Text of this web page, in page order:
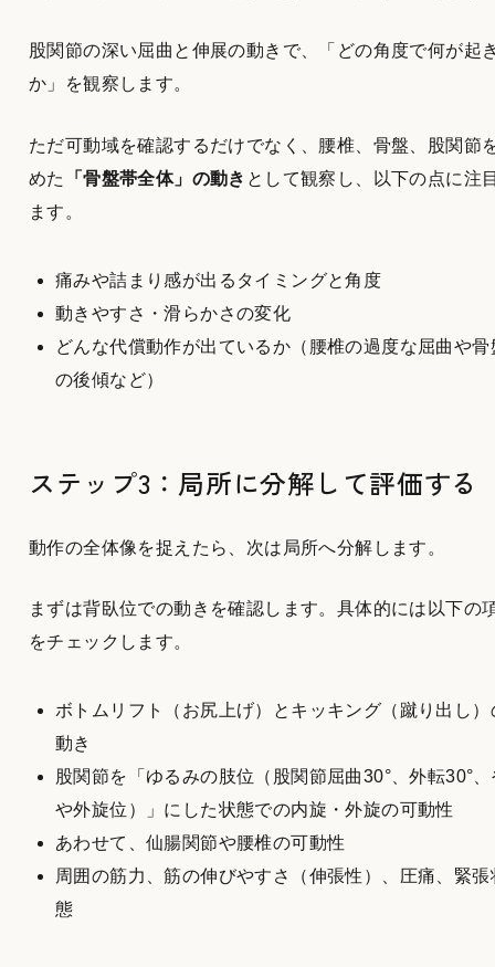
股関節の深い屈曲と伸展の動きで、「どの角度で何が起
か」を観察します。
ただ可動域を確認するだけでなく、腰椎、骨盤、股関節
めた
「骨盤帯全体」の動き として観察し、以下の点に注
ます。
痛みや詰まり感が出るタイミングと角度
動きやすさ・滑らかさの変化
どんな代償動作が出ているか（腰椎の過度な屈曲や骨
の後傾など）
ステップ3：局所に分解して評価する
動作の全体像を捉えたら、次は局所へ分解します。
まずは背臥位での動きを確認します。具体的には以下の
をチェックします。
ボトムリフト（お尻上げ）とキッキング（蹴り出し）
動き
股関節を「ゆるみの肢位（股関節屈曲30°、外転30°、
や外旋位）」にした状態での内旋・外旋の可動性
あわせて、仙腸関節や腰椎の可動性
周囲の筋力、筋の伸びやすさ（伸張性）、圧痛、緊張
態